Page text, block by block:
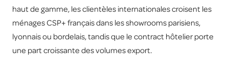
haut de gamme, les clientèles internationales croisent les
ménages CSP+ français dans les showrooms parisiens,
lyonnais ou bordelais, tandis que le contract hôtelier porte
une part croissante des volumes export.